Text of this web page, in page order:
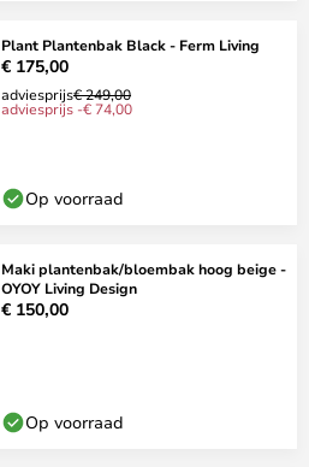
Plant Plantenbak Black - Ferm Living
€ 175,00
adviesprijs€ 249,00
adviesprijs -€ 74,00
Op voorraad
Maki plantenbak/bloembak hoog beige -
OYOY Living Design
€ 150,00
Op voorraad